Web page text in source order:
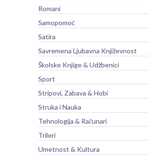
Romani
Samopomoć
Satira
Savremena Ljubavna Književnost
Školske Knjige & Udžbenici
Sport
Stripovi, Zabava & Hobi
Struka i Nauka
Tehnologija & Računari
Trileri
Umetnost & Kultura